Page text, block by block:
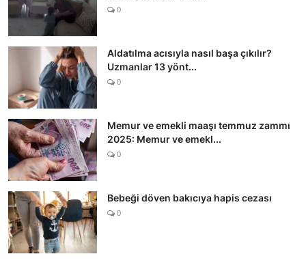
0
Aldatılma acısıyla nasıl başa çıkılır?
Uzmanlar 13 yönt...
0
Memur ve emekli maaşı temmuz zammı
2025: Memur ve emekl...
0
Bebeği döven bakıcıya hapis cezası
0